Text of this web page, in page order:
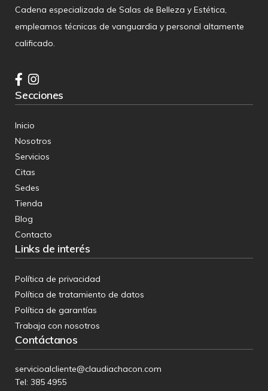
Cadena especializada de Salas de Belleza y Estética,
empleamos técnicas de vanguardia y personal altamente
calificado.
Secciones
Inicio
Nosotros
Servicios
Citas
Sedes
Tienda
Blog
Contacto
Links de interés
Política de privacidad
Política de tratamiento de datos
Política de garantías
Trabaja con nosotros
Contáctanos
servicioalcliente@claudiachacon.com
Tel: 385 4955